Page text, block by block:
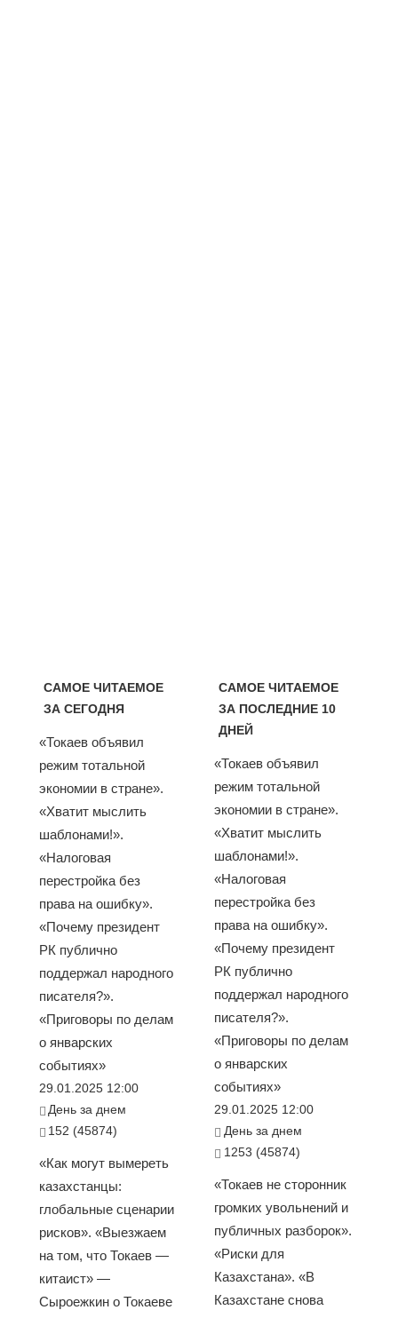
САМОЕ ЧИТАЕМОЕ
ЗА СЕГОДНЯ
«Токаев объявил
режим тотальной
экономии в стране».
«Хватит мыслить
шаблонами!».
«Налоговая
перестройка без
права на ошибку».
«Почему президент
РК публично
поддержал народного
писателя?».
«Приговоры по делам
о январских
событиях»
29.01.2025 12:00
День за днем
152 (45874)
«Как могут вымереть
казахстанцы:
глобальные сценарии
рисков». «Выезжаем
на том, что Токаев —
китаист» —
Сыроежкин о Токаеве
САМОЕ ЧИТАЕМОЕ
ЗА ПОСЛЕДНИЕ 10
ДНЕЙ
«Токаев объявил
режим тотальной
экономии в стране».
«Хватит мыслить
шаблонами!».
«Налоговая
перестройка без
права на ошибку».
«Почему президент
РК публично
поддержал народного
писателя?».
«Приговоры по делам
о январских
событиях»
29.01.2025 12:00
День за днем
1253 (45874)
«Токаев не сторонник
громких увольнений и
публичных разборок».
«Риски для
Казахстана». «В
Казахстане снова